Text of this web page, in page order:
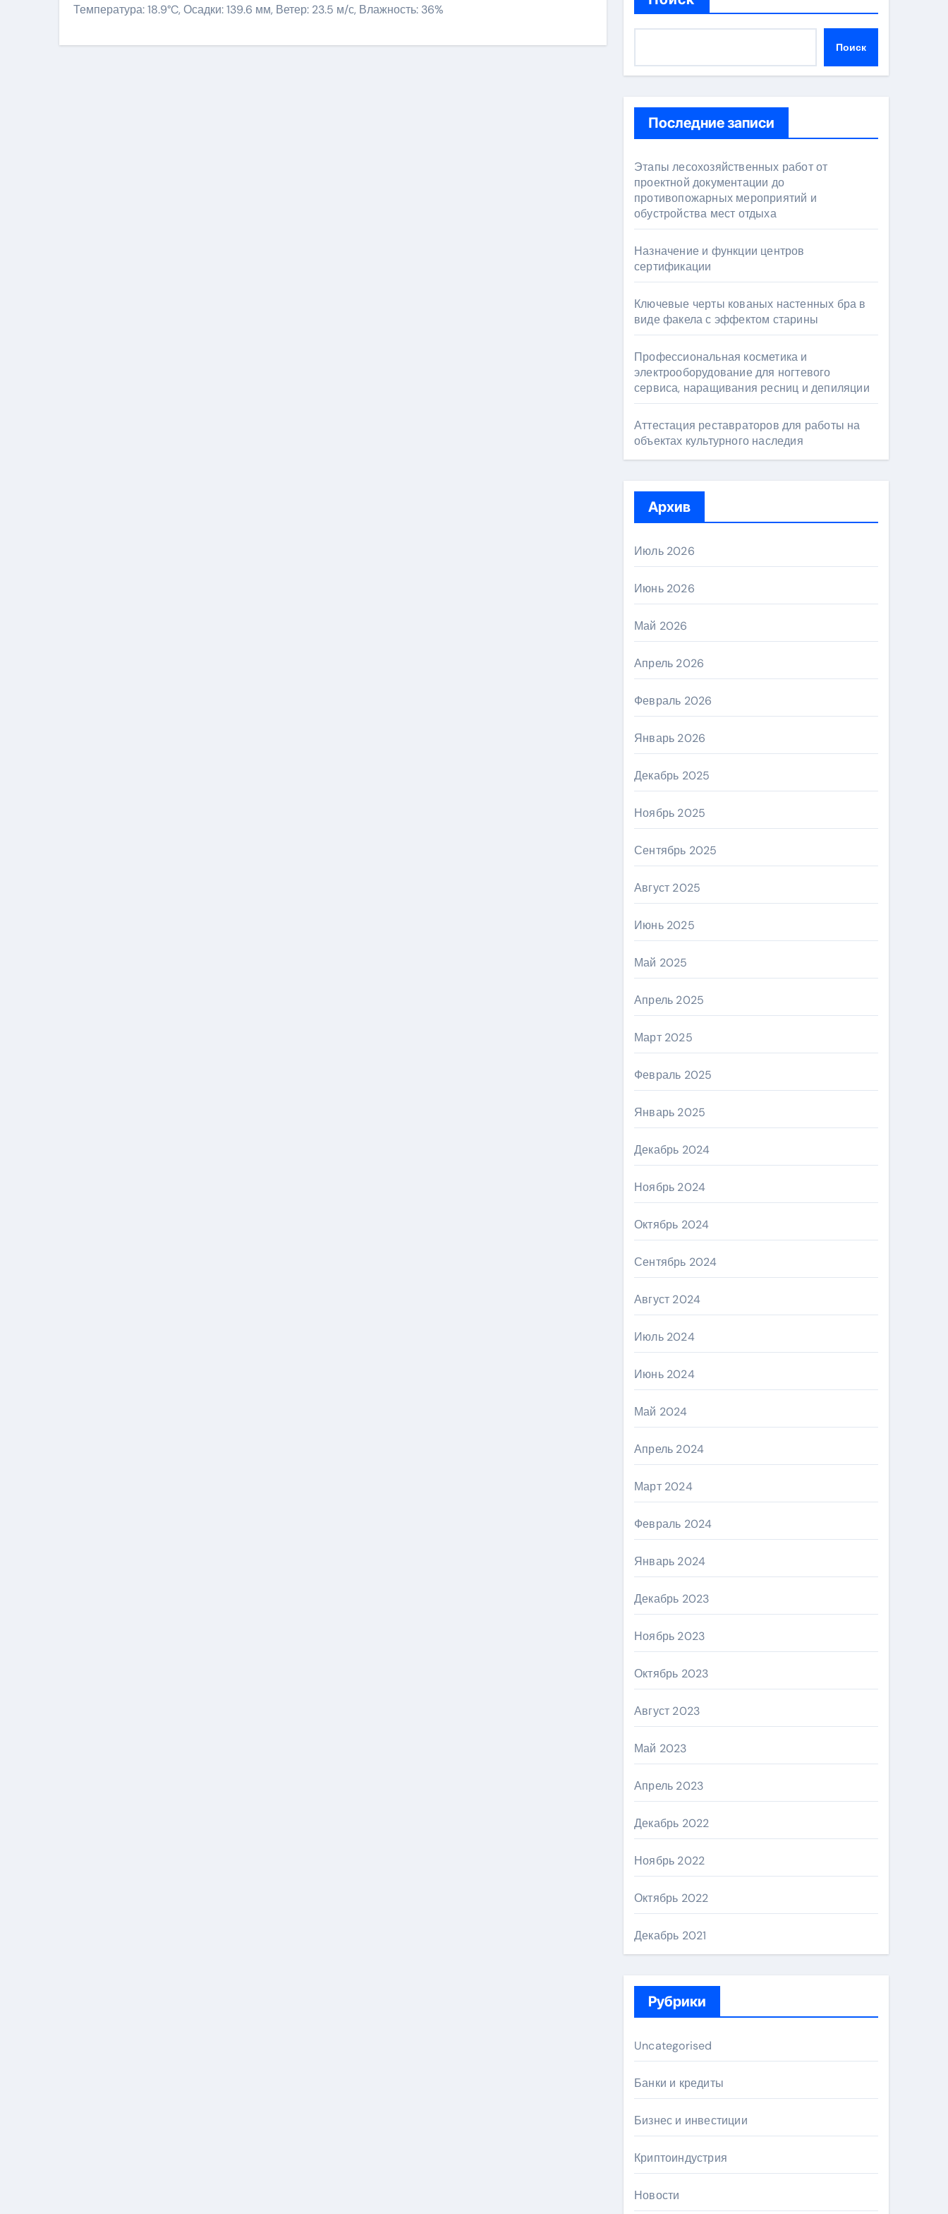
Температура: 18.9°C, Осадки: 139.6 мм, Ветер: 23.5 м/с, Влажность: 36%
Поиск
Последние записи
Этапы лесохозяйственных работ от
проектной документации до
противопожарных мероприятий и
обустройства мест отдыха
Назначение и функции центров
сертификации
Ключевые черты кованых настенных бра в
виде факела с эффектом старины
Профессиональная косметика и
электрооборудование для ногтевого
сервиса, наращивания ресниц и депиляции
Аттестация реставраторов для работы на
объектах культурного наследия
Архив
Июль 2026
Июнь 2026
Май 2026
Апрель 2026
Февраль 2026
Январь 2026
Декабрь 2025
Ноябрь 2025
Сентябрь 2025
Август 2025
Июнь 2025
Май 2025
Апрель 2025
Март 2025
Февраль 2025
Январь 2025
Декабрь 2024
Ноябрь 2024
Октябрь 2024
Сентябрь 2024
Август 2024
Июль 2024
Июнь 2024
Май 2024
Апрель 2024
Март 2024
Февраль 2024
Январь 2024
Декабрь 2023
Ноябрь 2023
Октябрь 2023
Август 2023
Май 2023
Апрель 2023
Декабрь 2022
Ноябрь 2022
Октябрь 2022
Декабрь 2021
Рубрики
Uncategorised
Банки и кредиты
Бизнес и инвестиции
Криптоиндустрия
Новости